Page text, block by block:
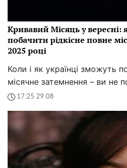
Кривавий Місяць у вересні:
побачити рідкісне повне
2025 році
Коли і як українці зможуть
місячне затемнення – ви не
17:25 29.08